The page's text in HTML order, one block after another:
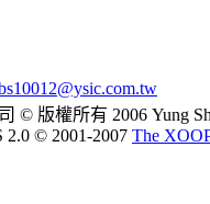
© 版權所有 2006 Yung
2.0 © 2001-2007 The